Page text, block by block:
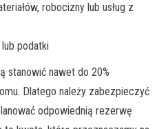
robocizny lub usług z
podatki
stanowić nawet do 20%
Dlatego należy zabezpieczyć
odpowiednią rezerwę